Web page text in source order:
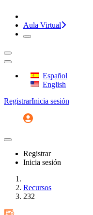
Aula Virtual
Español
English
RegistrarInicia sesión
Registrar
Inicia sesión
Recursos
232